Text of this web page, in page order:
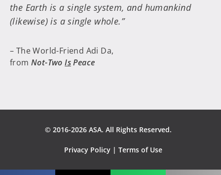
the Earth is a single system, and humankind
(likewise) is a single whole.”
– The World-Friend Adi Da,
from Not-TwoIsPeace
© 2016-2026 ASA. All Rights Reserved.
Privacy Policy| Terms of Use